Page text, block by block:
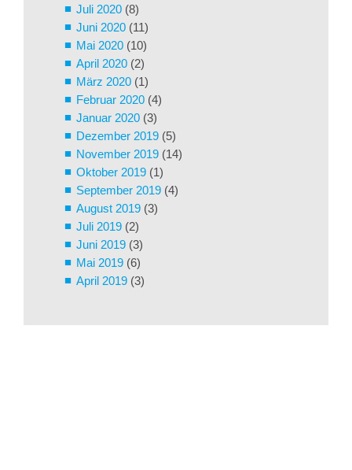
Juli 2020 (8)
Juni 2020 (11)
Mai 2020 (10)
April 2020 (2)
März 2020 (1)
Februar 2020 (4)
Januar 2020 (3)
Dezember 2019 (5)
November 2019 (14)
Oktober 2019 (1)
September 2019 (4)
August 2019 (3)
Juli 2019 (2)
Juni 2019 (3)
Mai 2019 (6)
April 2019 (3)